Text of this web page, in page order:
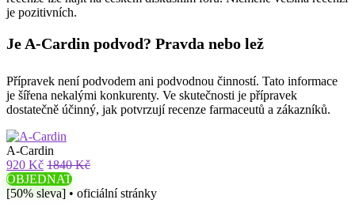
je pozitivních.
Je A-Cardin podvod? Pravda nebo lež
Přípravek není podvodem ani podvodnou činností. Tato informace
je šířena nekalými konkurenty. Ve skutečnosti je přípravek
dostatečně účinný, jak potvrzují recenze farmaceutů a zákazníků.
A-Cardin
920 Kč 1840 Kč
OBJEDNAT
[50% sleva] • oficiální stránky